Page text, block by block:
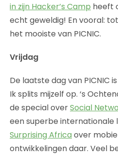
in zijn Hacker’s Camp heeft
echt geweldig! En vooral:
het mooiste van PICNIC.
Vrijdag
De laatste dag van PICNIC
Ik splits mijzelf op. ‘s
de special overSocial
een superbe internationale
Surprising Africa over
ontwikkelingen daar. Veel